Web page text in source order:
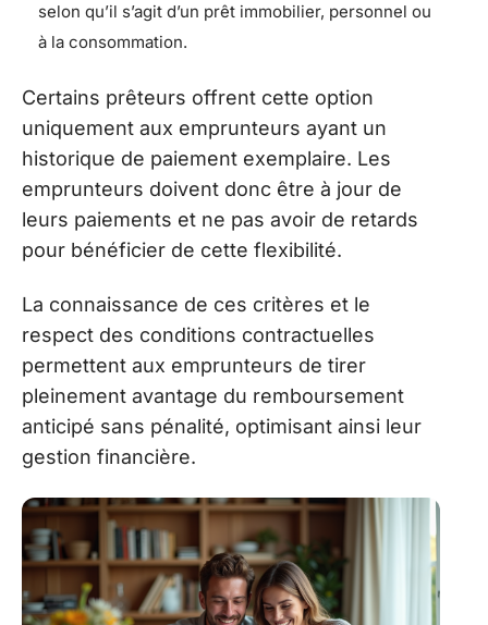
selon qu’il s’agit d’un prêt immobilier, personnel ou
à la consommation.
Certains prêteurs offrent cette option
uniquement aux emprunteurs ayant un
historique de paiement exemplaire. Les
emprunteurs doivent donc être à jour de
leurs paiements et ne pas avoir de retards
pour bénéficier de cette flexibilité.
La connaissance de ces critères et le
respect des conditions contractuelles
permettent aux emprunteurs de tirer
pleinement avantage du remboursement
anticipé sans pénalité, optimisant ainsi leur
gestion financière.